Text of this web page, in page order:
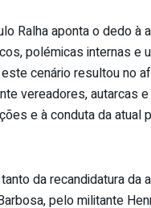
Ralha aponta o dedo à
polémicas internas e
cenário resultou no
vereadores, autarcas
e à conduta da atual
da recandidatura da
pelo militante